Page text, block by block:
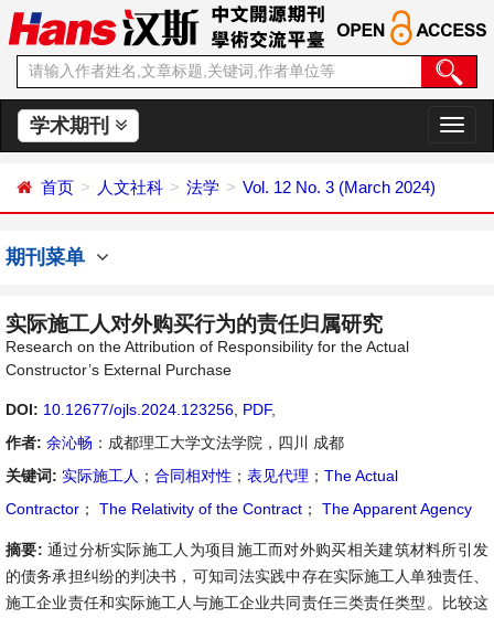
学术期刊
切
换
首页 人文社科 法学 Vol. 12 No. 3 (March 2024)
期刊菜单
实际施工人对外购买行为的责任归属研究
Research on the Attribution of Responsibility for the Actual
Constructor’s External Purchase
DOI: 10.12677/ojls.2024.123256 PDF,
作者: 余沁畅 ：成都理工大学文法学院，四川 成都
关键词: 实际施工人 ； 合同相对性 ； 表见代理 ； The Actual
Contractor ； The Relativity of the Contract ； The Apparent Agency
摘要: 通过分析实际施工人为项目施工而对外购买相关建筑材料所引发
的债务承担纠纷的判决书，可知司法实践中存在实际施工人单独责任、
施工企业责任和实际施工人与施工企业共同责任三类责任类型。比较这